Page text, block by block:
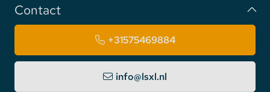
Contact
+31575469884
info@lsxl.nl